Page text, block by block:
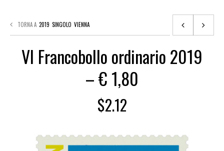
TORNA A 2019 SINGOLO VIENNA
VI Francobollo ordinario 2019
– € 1,80
$2.12